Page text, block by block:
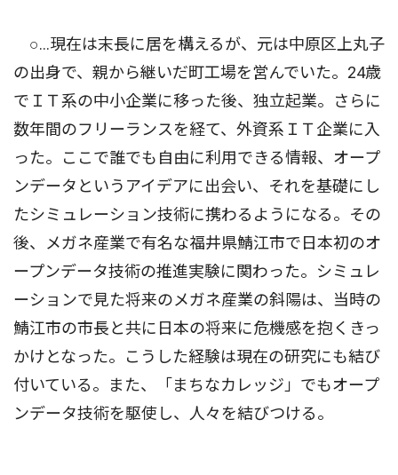
○…現在は末長に居を構えるが、元は中原区上丸子
の出身で、親から継いだ町工場を営んでいた。24歳
でＩＴ系の中小企業に移った後、独立起業。さらに
数年間のフリーランスを経て、外資系ＩＴ企業に入
った。ここで誰でも自由に利用できる情報、オープ
ンデータというアイデアに出会い、それを基礎にし
たシミュレーション技術に携わるようになる。その
後、メガネ産業で有名な福井県鯖江市で日本初のオ
ープンデータ技術の推進実験に関わった。シミュレ
ーションで見た将来のメガネ産業の斜陽は、当時の
鯖江市の市長と共に日本の将来に危機感を抱くきっ
かけとなった。こうした経験は現在の研究にも結び
付いている。また、「まちなカレッジ」でもオープ
ンデータ技術を駆使し、人々を結びつける。